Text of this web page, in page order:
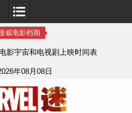
威电影档期
影宇宙和电视剧上映时间表
年08月08日